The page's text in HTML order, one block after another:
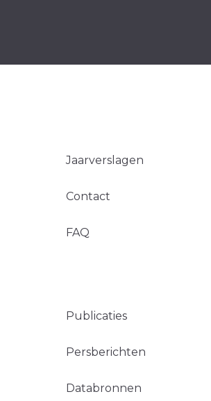
Jaarverslagen
Contact
FAQ
Publicaties
Persberichten
Databronnen